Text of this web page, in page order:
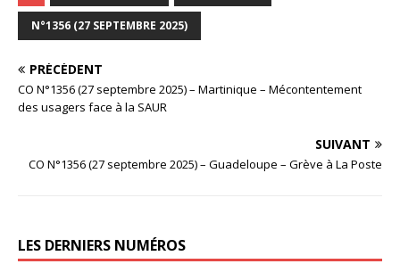
N°1356 (27 SEPTEMBRE 2025)
PRÉCÉDENT
CO N°1356 (27 septembre 2025) – Martinique – Mécontentement
des usagers face à la SAUR
SUIVANT
CO N°1356 (27 septembre 2025) – Guadeloupe – Grève à La Poste
LES DERNIERS NUMÉROS